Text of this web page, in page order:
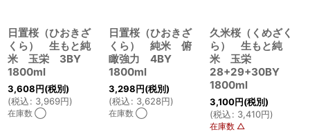
日置桜（ひおきざ
くら） 生もと純
米 玉栄 3BY
1800ml
3,608円(税別)
(税込: 3,969円)
在庫数 ◯
日置桜（ひおきざ
くら） 純米 俯
瞰強力 4BY
1800ml
3,298円(税別)
(税込: 3,628円)
在庫数 ◯
久米桜（くめざく
ら） 生もと純
米 玉栄
28+29+30BY
1800ml
3,100円(税別)
(税込: 3,410円)
在庫数 △